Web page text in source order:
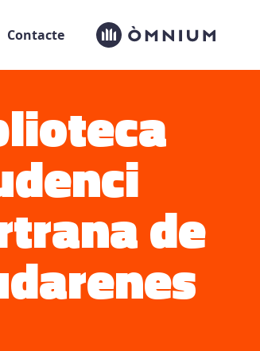
Contacte Òmnium Cultural
de